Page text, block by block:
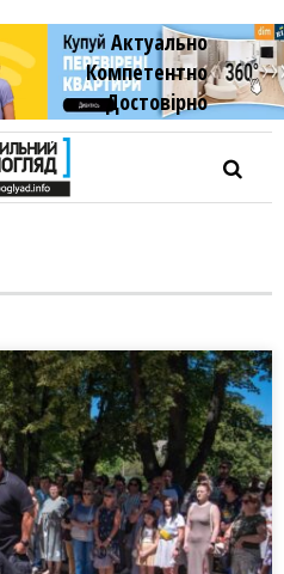
Актуально
Компетентно
Достовiрно